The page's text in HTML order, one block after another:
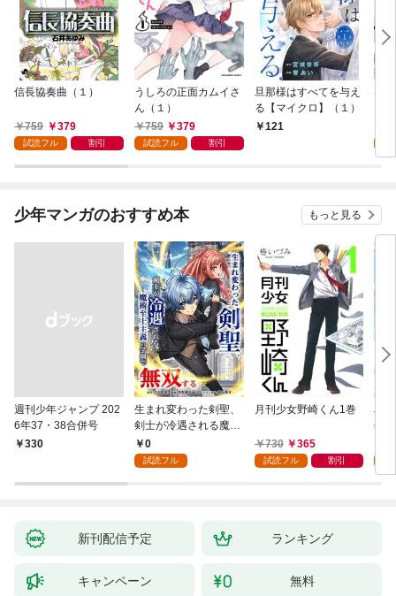
信長協奏曲（１）
759 379
試読フル 割引
うしろの正面カムイさ
ん（１）
759
379
試読フル 割引
旦那様はすべてを与え
る【マイクロ】（１）
121
は
少年マンガのおすすめ本 もっと見る
週刊少年ジャンプ 202
6年37・38合併号
￥330
生まれ変わった剣聖、
剣士が冷遇される魔術
至上主義の学園で無双
する第1話
0
試読フル
月刊少女野崎くん1巻
730 365
試読フル 割引
JD
年
新刊配信予定 ランキング
キャンペーン 無料